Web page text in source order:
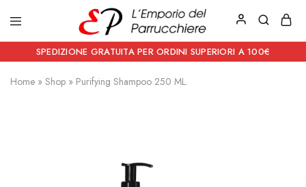
Emporio
del
Parrucchiere
Prodotti
estetici
e
Articoli
per
SPEDIZIONE GRATUITA PER ORDINI SUPERIORI A 100€
Home » Shop » Purifying Shampoo 250 ML.